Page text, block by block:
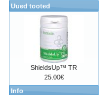
Uued tooted
ShieldsUp™ TR
25.00€
Info